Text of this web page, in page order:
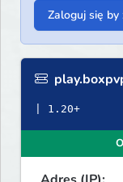
Zaloguj się